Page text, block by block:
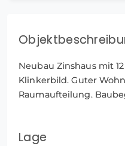
Neubau Zinshaus mit
Klinkerbild. Guter
Raumaufteilung.
Lage